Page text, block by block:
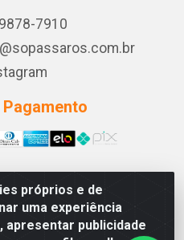
próprios e de
uma experiência
apresentar publicidade
7910
LTDA - RODOVIA BA
BA - CEP 46.880-
0001-90